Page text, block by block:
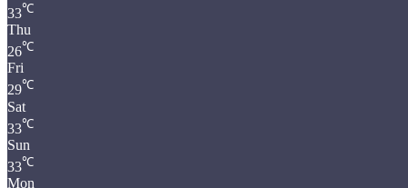
33℃
Thu
26℃
Fri
29℃
Sat
33℃
Sun
33℃
Mon